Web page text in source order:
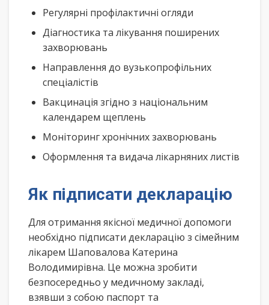
Регулярні профілактичні огляди
Діагностика та лікування поширених
захворювань
Направлення до вузькопрофільних
спеціалістів
Вакцинація згідно з національним
календарем щеплень
Моніторинг хронічних захворювань
Оформлення та видача лікарняних листів
Як підписати декларацію
Для отримання якісної медичної допомоги
необхідно підписати декларацію з сімейним
лікарем Шаповалова Катерина
Володимирівна. Це можна зробити
безпосередньо у медичному закладі,
взявши з собою паспорт та